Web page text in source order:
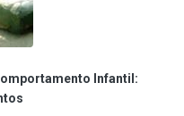
Infantil: